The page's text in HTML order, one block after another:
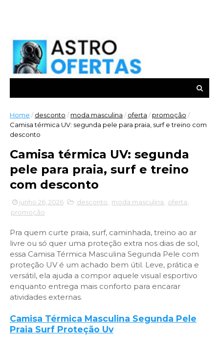
Home / desconto / moda masculina / oferta / promoção /
Camisa térmica UV: segunda pele para praia, surf e treino com
desconto
Camisa térmica UV: segunda
pele para praia, surf e treino
com desconto
junho 26, 2026 desconto moda masculina oferta
promoção
Pra quem curte praia, surf, caminhada, treino ao ar
livre ou só quer uma proteção extra nos dias de sol,
essa Camisa Térmica Masculina Segunda Pele com
proteção UV é um achado bem útil. Leve, prática e
versátil, ela ajuda a compor aquele visual esportivo
enquanto entrega mais conforto para encarar
atividades externas.
Camisa Térmica Masculina Segunda Pele
Praia Surf Proteção Uv